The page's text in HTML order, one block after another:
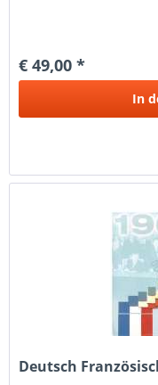
€ 49,00 *
In
Deutsch